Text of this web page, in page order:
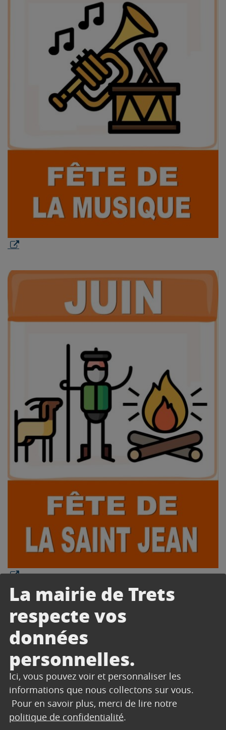
La mairie de Trets
respecte vos
données
personnelles.
Ici, vous pouvez voir et personnaliser les
informations que nous collectons sur vous.
Pour en savoir plus, merci de lire notre
politique de confidentialité.